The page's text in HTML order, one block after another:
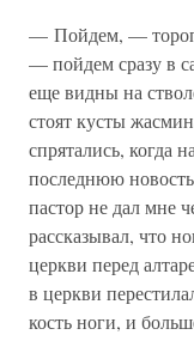
— Пойдем, —
— пойдем сразу в
еще видны на
стоят кусты
спрятались, когда
последнюю
пастор не дал мне
рассказывал, что
церкви перед
в церкви
кость ноги, и